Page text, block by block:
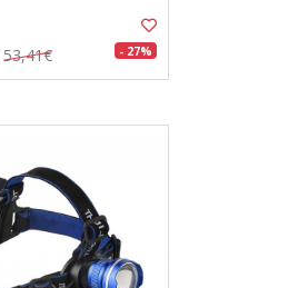
53,41€ - 27%